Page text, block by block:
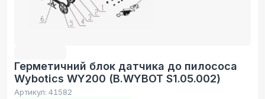
Герметичний блок датчика до пилососа
Wybotics WY200 (B.WYBOT S1.05.002)
Артикул: 41582